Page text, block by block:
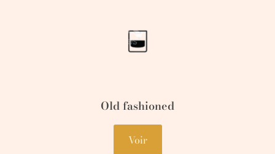
Old fashioned
Voir